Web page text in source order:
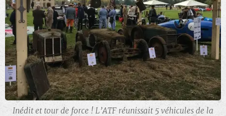
Inédit et tour de force ! L’ATF réunissait 5 véhicules de la